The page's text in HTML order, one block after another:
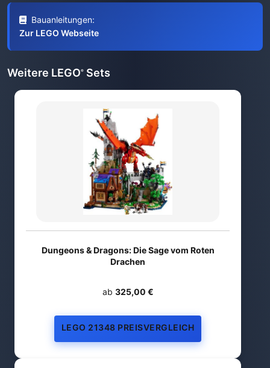
Bauanleitungen:
Zur LEGO Webseite
Weitere LEGO® Sets
Dungeons & Dragons: Die Sage vom Roten
Drachen
ab 325,00 €
LEGO 21348 PREISVERGLEICH